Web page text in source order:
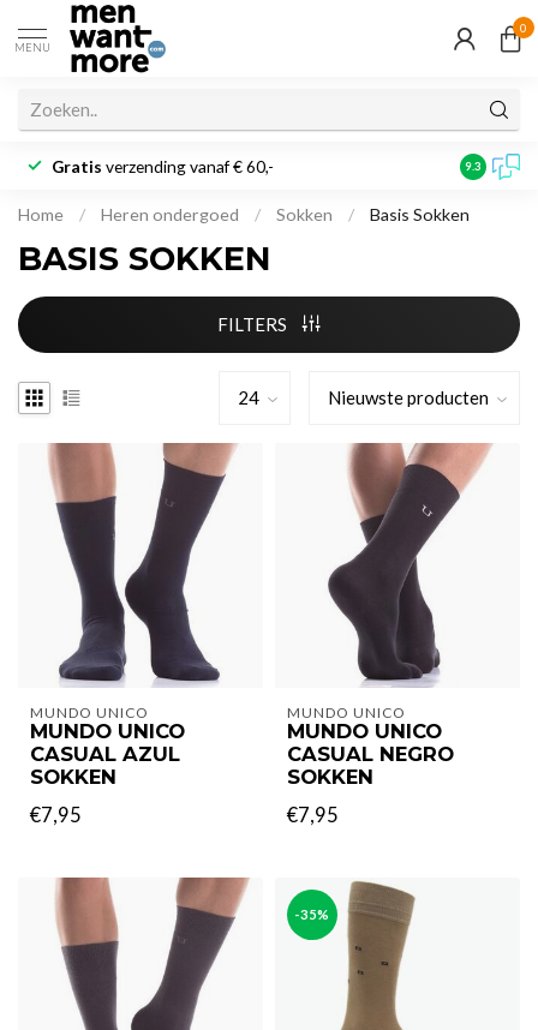
MENU
0
Gratis verzending vanaf € 60,- 9.3
Home / Heren ondergoed / Sokken / Basis Sokken
BASIS SOKKEN
FILTERS
MUNDO UNICO
MUNDO UNICO
CASUAL AZUL
SOKKEN
€7,95
MUNDO UNICO
MUNDO UNICO
CASUAL NEGRO
SOKKEN
€7,95
-35%